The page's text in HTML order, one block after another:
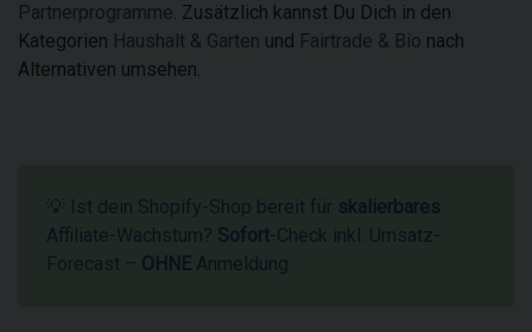
Partnerprogramme. Zusätzlich kannst Du Dich in den
Kategorien Haushalt & Garten und Fairtrade & Bio nach
Alternativen umsehen.
💡 Ist dein Shopify-Shop bereit für skalierbares
Affiliate-Wachstum? Sofort-Check inkl. Umsatz-
Forecast – OHNE Anmeldung.